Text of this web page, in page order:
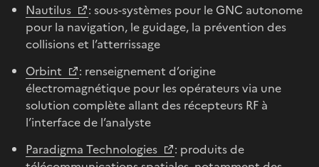
Nautilus
: sous-systèmes pour le GNC autonome
pour la navigation, le guidage, la prévention des
collisions et l’atterrissage
Orbint
: renseignement d’origine
électromagnétique pour les opérateurs via une
solution complète allant des récepteurs RF à
l’interface de l’analyste
Paradigma Technologies
: produits de